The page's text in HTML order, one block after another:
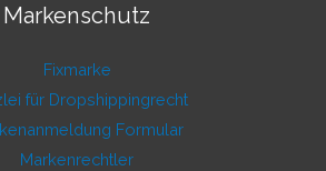
Markenschutz
Fixmarke
für Dropshippingrecht
Formular
Markenrechtler